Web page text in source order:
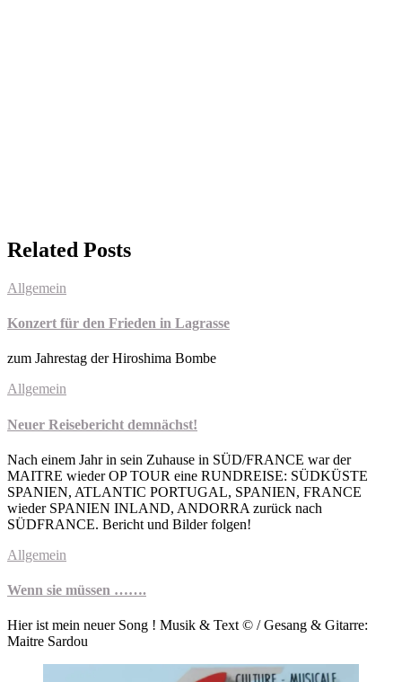
Related Posts
Allgemein
Konzert für den Frieden in Lagrasse
zum Jahrestag der Hiroshima Bombe
Allgemein
Neuer Reisebericht demnächst!
Nach einem Jahr in sein Zuhause in SÜD/FRANCE war der
MAITRE wieder OP TOUR eine RUNDREISE: SÜDKÜSTE
SPANIEN, ATLANTIC PORTUGAL, SPANIEN, FRANCE
wieder SPANIEN INLAND, ANDORRA zurück nach
SÜDFRANCE. Bericht und Bilder folgen!
Allgemein
Wenn sie müssen …….
Hier ist mein neuer Song ! Musik & Text © / Gesang & Gitarre:
Maitre Sardou